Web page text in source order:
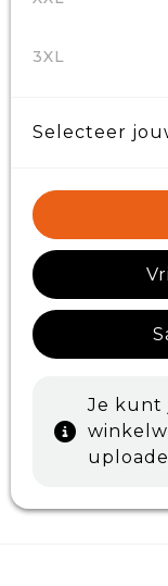
3XL
Selecteer
Je kunt